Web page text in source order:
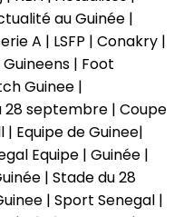
au Guinée |
A | LSFP | Conakry |
| Foot
Guinee |
28 septembre | Coupe
Equipe de Guinee|
Equipe | Guinée |
| Stade du 28
| Sport Senegal |